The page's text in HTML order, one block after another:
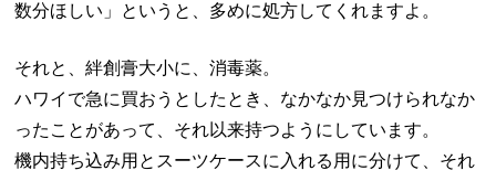
数分ほしい」というと、多めに処方してくれますよ。
それと、絆創膏大小に、消毒薬。
ハワイで急に買おうとしたとき、なかなか見つけられなか
ったことがあって、それ以来持つようにしています。
機内持ち込み用とスーツケースに入れる用に分けて、それ